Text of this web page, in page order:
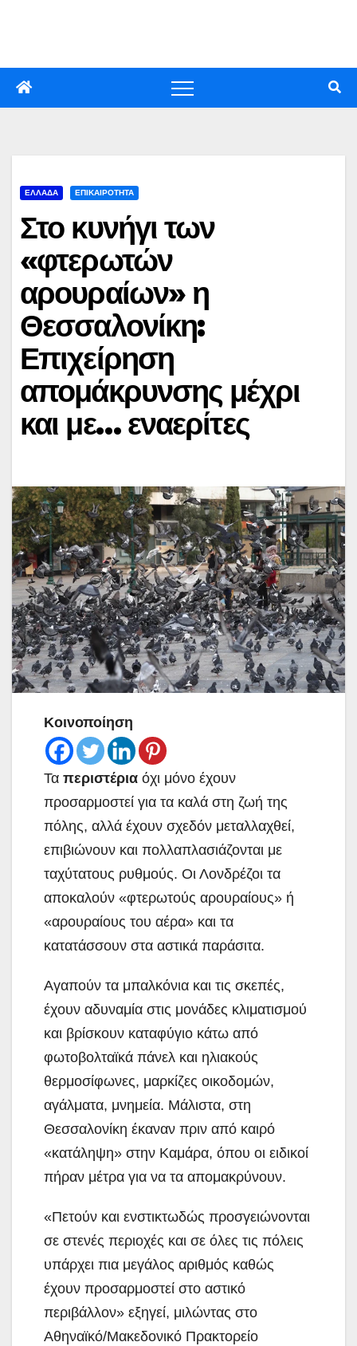
ΕΛΛΑΔΑ ΕΠΙΚΑΙΡΟΤΗΤΑ
Στο κυνήγι των
«φτερωτών
αρουραίων» η
Θεσσαλονίκη:
Επιχείρηση
απομάκρυνσης μέχρι
και με… εναερίτες
Κοινοποίηση
Τα περιστέρια όχι μόνο έχουν
προσαρμοστεί για τα καλά στη ζωή της
πόλης, αλλά έχουν σχεδόν μεταλλαχθεί,
επιβιώνουν και πολλαπλασιάζονται με
ταχύτατους ρυθμούς. Οι Λονδρέζοι τα
αποκαλούν «φτερωτούς αρουραίους» ή
«αρουραίους του αέρα» και τα
κατατάσσουν στα αστικά παράσιτα.
Αγαπούν τα μπαλκόνια και τις σκεπές,
έχουν αδυναμία στις μονάδες κλιματισμού
και βρίσκουν καταφύγιο κάτω από
φωτοβολταϊκά πάνελ και ηλιακούς
θερμοσίφωνες, μαρκίζες οικοδομών,
αγάλματα, μνημεία. Μάλιστα, στη
Θεσσαλονίκη έκαναν πριν από καιρό
«κατάληψη» στην Καμάρα, όπου οι ειδικοί
πήραν μέτρα για να τα απομακρύνουν.
«Πετούν και ενστικτωδώς προσγειώνονται
σε στενές περιοχές και σε όλες τις πόλεις
υπάρχει πια μεγάλος αριθμός καθώς
έχουν προσαρμοστεί στο αστικό
περιβάλλον» εξηγεί, μιλώντας στο
Αθηναϊκό/Μακεδονικό Πρακτορείο